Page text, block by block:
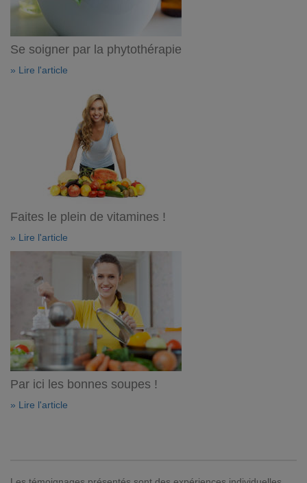
Se soigner par la phytothérapie
» Lire l'article
Faites le plein de vitamines !
» Lire l'article
Par ici les bonnes soupes !
» Lire l'article